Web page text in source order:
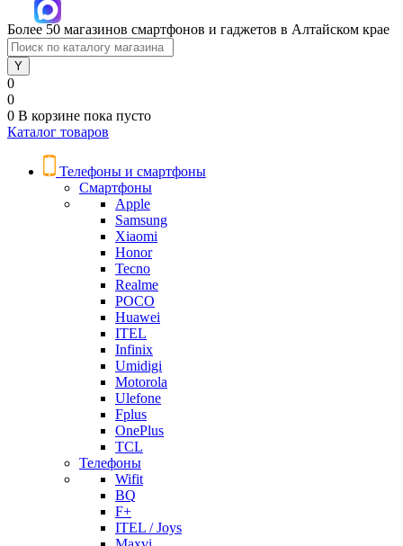
Более 50 магазинов смартфонов и гаджетов в Алтайском крае
0
0
0 В корзине пока пусто
Каталог товаров
Телефоны и смартфоны
Смартфоны
Apple
Samsung
Xiaomi
Honor
Tecno
Realme
POCO
Huawei
ITEL
Infinix
Umidigi
Motorola
Ulefone
Fplus
OnePlus
TCL
Телефоны
Wifit
BQ
F+
ITEL / Joys